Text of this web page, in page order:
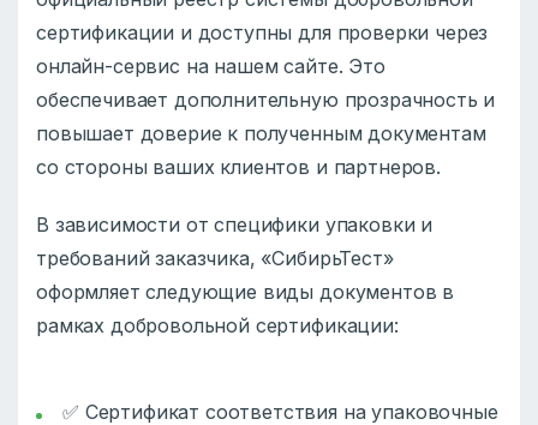
сертификации и доступны для проверки через
онлайн-сервис на нашем сайте. Это
обеспечивает дополнительную прозрачность и
повышает доверие к полученным документам
со стороны ваших клиентов и партнеров.
В зависимости от специфики упаковки и
требований заказчика, «СибирьТест»
оформляет следующие виды документов в
рамках добровольной сертификации:
✅ Сертификат соответствия на упаковочные